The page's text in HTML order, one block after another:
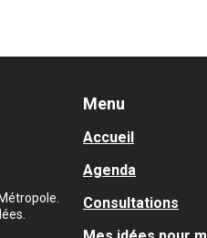
Menu
Accueil
Agenda
Consultations